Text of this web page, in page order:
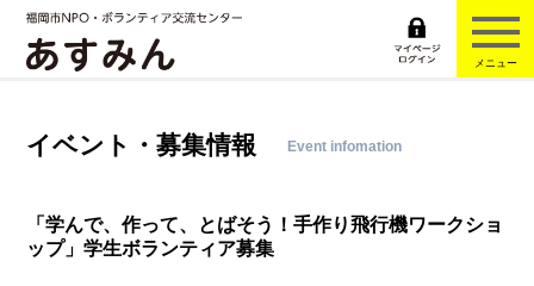
メニュー
イベント・募集情報 Event infomation
「学んで、作って、とばそう！手作り飛行機ワークショ
ップ」学生ボランティア募集